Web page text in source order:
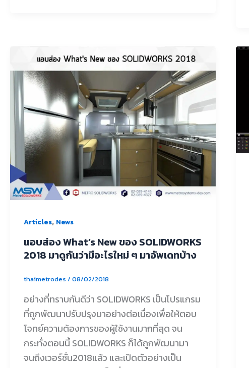
Articles, News
แอบส่อง What’s New ของ SOLIDWORKS
2018 มาดูกันว่ามีอะไรใหม่ ๆ มาอัพเดทบ้าง
thaimetrodes / 08/02/2018
อย่างที่ทราบกันดีว่า SOLIDWORKS เป็นโปรแกรม
ที่ถูกพัฒนาปรับปรุงมาอย่างต่อเนื่องเพื่อให้ตอบ
โจทย์ความต้องการของผู้ใช้งานมากที่สุด จน
กระทั่งตอนนี้ SOLIDWORKS ก็ได้ถูกพัฒนามา
จนถึงเวอร์ชั่น2018แล้ว และเปิดตัวอย่างเป็น